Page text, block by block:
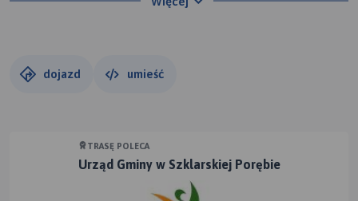
Wodospady Mumlavy a po polskiej Kopalnię Stanisław. Jest
dojazd umieść
TRASĘ POLECA
Urząd Gminy w Szklarskiej Porębie